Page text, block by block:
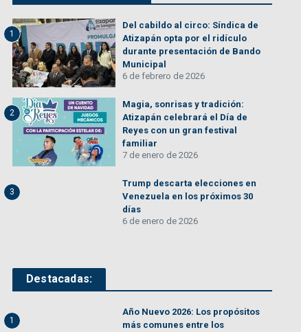
1
Del cabildo al circo: Síndica de
Atizapán opta por el ridículo
durante presentación de Bando
Municipal
6 de febrero de 2026
2
Magia, sonrisas y tradición:
Atizapán celebrará el Día de
Reyes con un gran festival
familiar
7 de enero de 2026
3
Trump descarta elecciones en
Venezuela en los próximos 30
días
6 de enero de 2026
Destacadas:
1
Año Nuevo 2026: Los propósitos
más comunes entre los